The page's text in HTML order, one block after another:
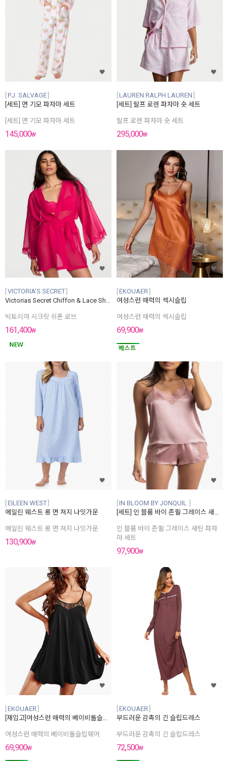
P.J. SALVAGE
[세트] 면 기모 파자마 세트
[세트] 면 기모 파자마 세트
145,000₩
LAUREN RALPH LAUREN
[세트] 랄프 로렌 파자마 숏 세트
랄프 로렌 파자마 숏 세트
295,000₩
VICTORIA'S SECRET
Victorias Secret Chiffon & Lace Short Robe
빅토리아 시크릿 쉬폰 로브
161,400₩
EKOUAER
여성스런 매력의 섹시슬립
여성스런 매력의 섹시슬립
69,900₩
EILEEN WEST
에일린 웨스트 롱 면 져지 나잇가운
에일린 웨스트 롱 면 져지 나잇가운
130,900₩
IN BLOOM BY JONQUIL
[세트] 인 블룸 바이 존퀼 그레이스 새틴 파자마 세트
인 블룸 바이 존퀼 그레이스 새틴 파자
마 세트
97,900₩
EKOUAER
여성스런 매력의 베이비돌슬립웨어
69,900₩
EKOUAER
부드러운 감촉의 긴 슬립드레스
부드러운 감촉의 긴 슬립드레스
72,500₩